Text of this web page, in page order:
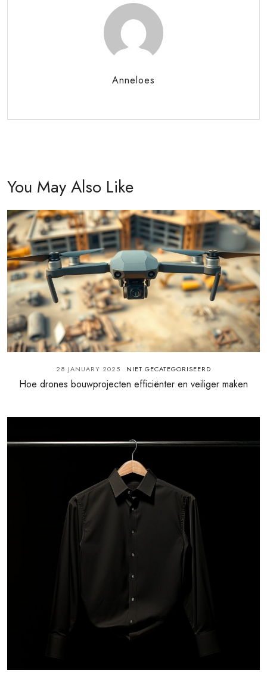
Anneloes
You May Also Like
28 JANUARY 2025 NIET GECATEGORISEERD
Hoe drones bouwprojecten efficiënter en veiliger maken